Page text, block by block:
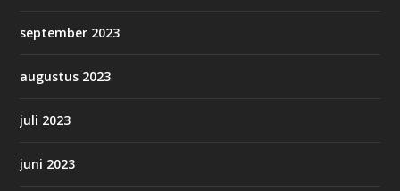
september 2023
augustus 2023
juli 2023
juni 2023